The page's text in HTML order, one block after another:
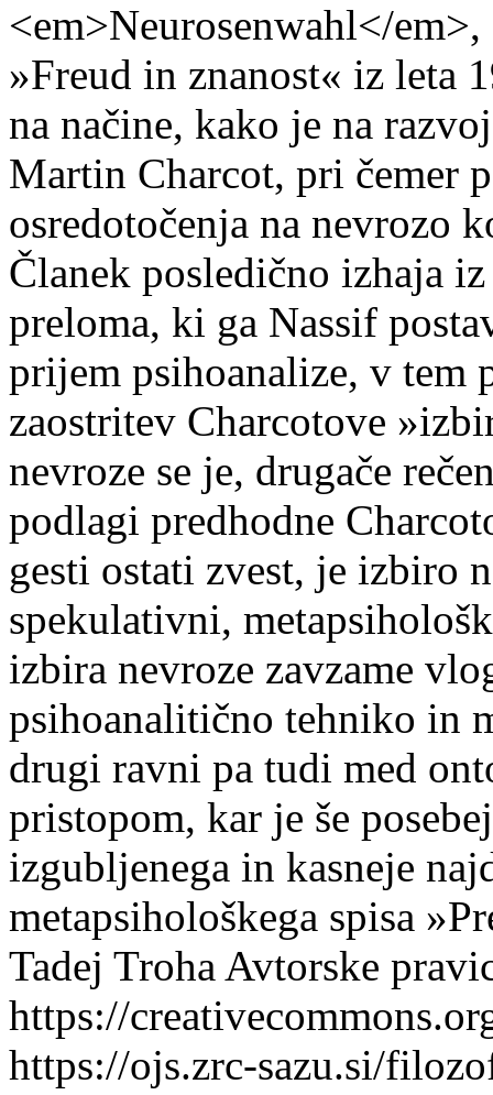
<em>Neurosenwahl</em>,
»Freud in znanost« iz leta
na načine, kako je na
Martin Charcot, pri čemer
osredotočenja na nevrozo
Članek posledično izhaja
preloma, ki ga Nassif
prijem psihoanalize, v tem
zaostritev Charcotove
nevroze se je, drugače
podlagi predhodne
gesti ostati zvest, je izbiro
spekulativni,
izbira nevroze zavzame
psihoanalitično tehniko in
drugi ravni pa tudi med
pristopom, kar je še
izgubljenega in kasneje
metapsihološkega spisa
Tadej Troha Avtorske
https://
https://ojs.zrc-sazu.si/